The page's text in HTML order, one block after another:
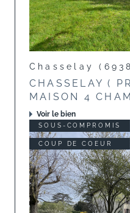
Chasselay
CHASSELAY (
MAISON 4
Voir le bien
SOUS-COMPROMIS
COUP DE COEUR